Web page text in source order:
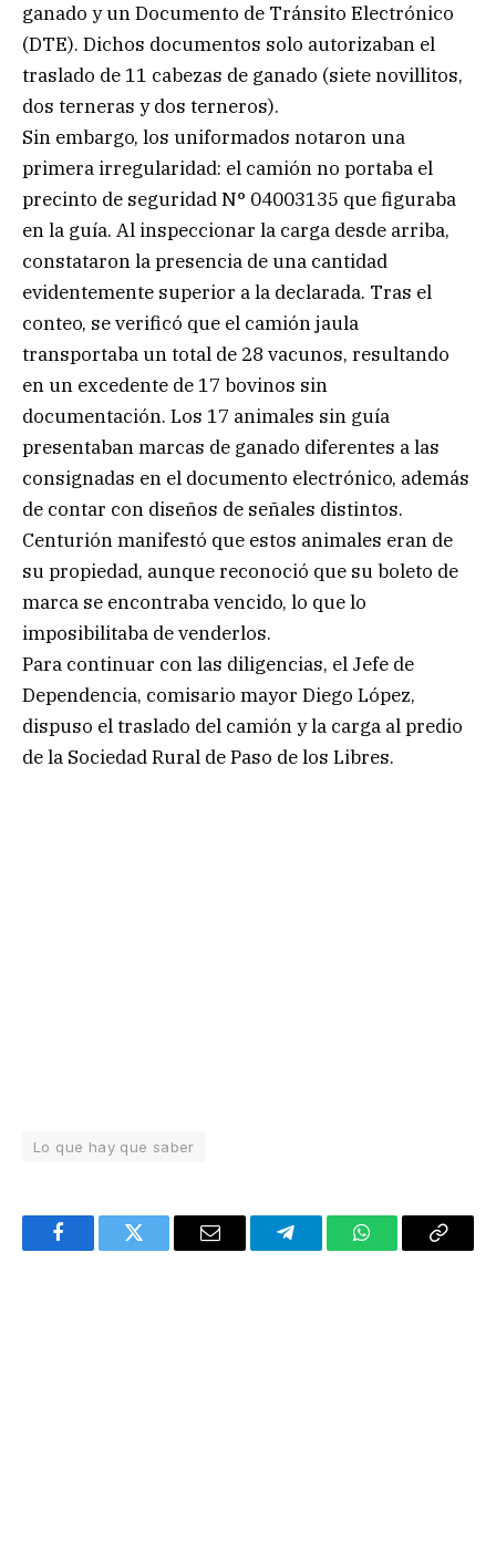
ganado y un Documento de Tránsito Electrónico
(DTE). Dichos documentos solo autorizaban el
traslado de 11 cabezas de ganado (siete novillitos,
dos terneras y dos terneros).
Sin embargo, los uniformados notaron una
primera irregularidad: el camión no portaba el
precinto de seguridad N° 04003135 que figuraba
en la guía. Al inspeccionar la carga desde arriba,
constataron la presencia de una cantidad
evidentemente superior a la declarada. Tras el
conteo, se verificó que el camión jaula
transportaba un total de 28 vacunos, resultando
en un excedente de 17 bovinos sin
documentación. Los 17 animales sin guía
presentaban marcas de ganado diferentes a las
consignadas en el documento electrónico, además
de contar con diseños de señales distintos.
Centurión manifestó que estos animales eran de
su propiedad, aunque reconoció que su boleto de
marca se encontraba vencido, lo que lo
imposibilitaba de venderlos.
Para continuar con las diligencias, el Jefe de
Dependencia, comisario mayor Diego López,
dispuso el traslado del camión y la carga al predio
de la Sociedad Rural de Paso de los Libres.
Lo que hay que saber
FacebookTwitter Email TelegramWhatsAppCopy